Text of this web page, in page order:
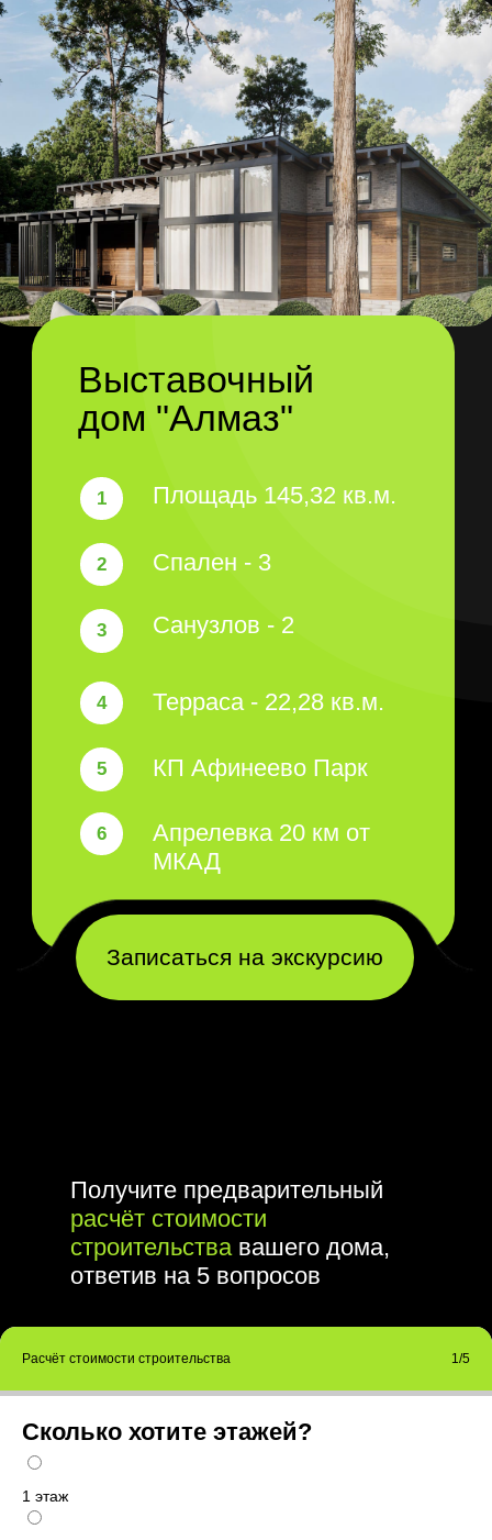
Получите предварительный
расчёт стоимости
строительствавашего дома,
ответив на 5 вопросов
Расчёт стоимости строительства 1/5
Сколько хотите этажей?
1 этаж